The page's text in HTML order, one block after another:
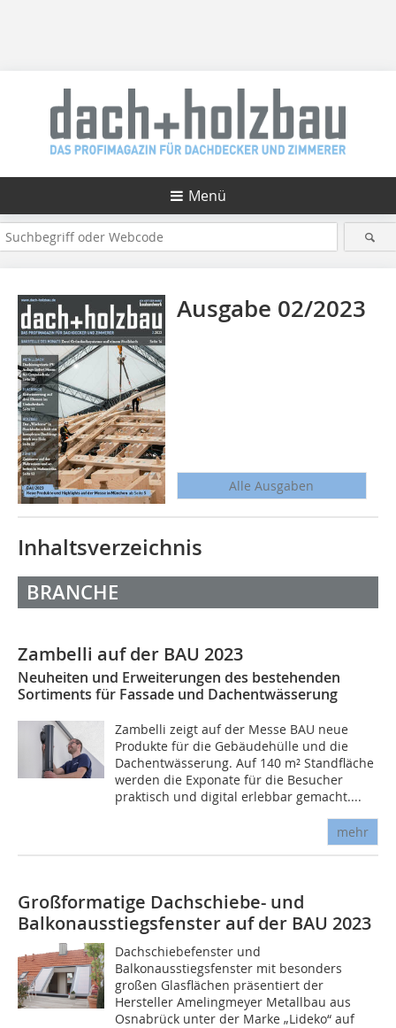
Menü
Ausgabe 02/2023
Alle Ausgaben
Inhaltsverzeichnis
BRANCHE
Zambelli auf der BAU 2023
Neuheiten und Erweiterungen des bestehenden
Sortiments für Fassade und Dachentwässerung
Zambelli zeigt auf der Messe BAU neue
Produkte für die Gebäudehülle und die
Dachentwässerung. Auf 140 m² Standfläche
werden die Exponate für die Besucher
praktisch und digital erlebbar gemacht....
mehr
Großformatige Dachschiebe- und
Balkonausstiegsfenster auf der BAU 2023
Dachschiebefenster und
Balkonausstiegsfenster mit besonders
großen Glasflächen präsentiert der
Hersteller Amelingmeyer Metallbau aus
Osnabrück unter der Marke „Lideko“ auf